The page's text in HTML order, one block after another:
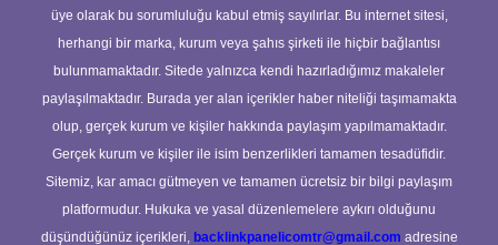
üye olarak bu sorumluluğu kabul etmiş sayılırlar. Bu internet sitesi,
herhangi bir marka, kurum veya şahıs şirketi ile hiçbir bağlantısı
bulunmamaktadır. Sitede yalnızca kendi hazırladığımız makaleler
paylaşılmaktadır. Burada yer alan içerikler haber niteliği taşımamakta
olup, gerçek kurum ve kişiler hakkında paylaşım yapılmamaktadır.
Gerçek kurum ve kişiler ile isim benzerlikleri tamamen tesadüfidir.
Sitemiz, kar amacı gütmeyen ve tamamen ücretsiz bir bilgi paylaşım
platformudur. Hukuka ve yasal düzenlemelere aykırı olduğunu
düşündüğünüz içerikleri, backlinkpanelicomtr@gmail.com adresine